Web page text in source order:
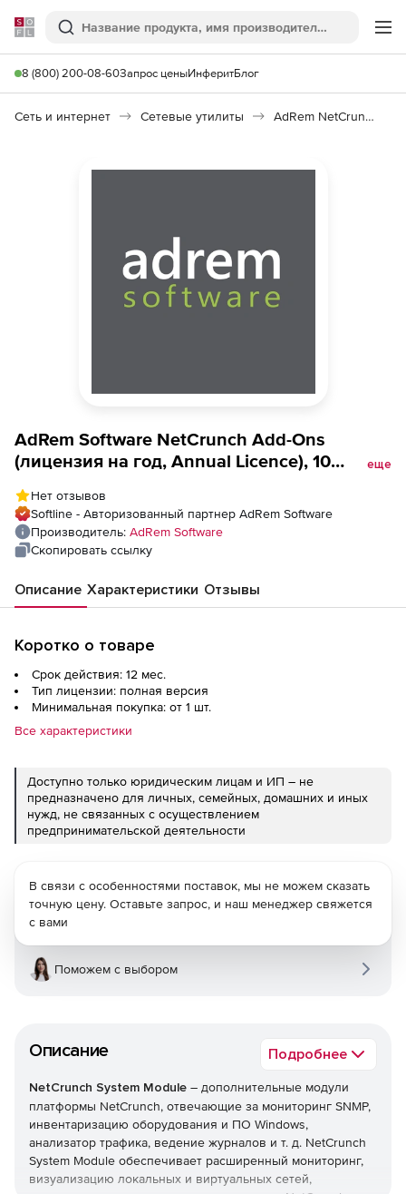
Softline
Поиск
8 (800) 200-08-60Запрос ценыИнферитБлог
Сеть и интернет Сетевые утилиты AdRem NetCrunch System Module
AdRem Software NetCrunch Add-Ons
(лицензия на год, Annual Licence), 10
еще
Нет отзывов
Softline - Авторизованный партнер AdRem Software
Производитель: AdRem Software
Скопировать ссылку
Описание Характеристики Отзывы
Коротко о товаре
Срок действия: 12 мес.
Тип лицензии: полная версия
Минимальная покупка: от 1 шт.
Все характеристики
Доступно только юридическим лицам и ИП – не
предназначено для личных, семейных, домашних и иных
нужд, не связанных с осуществлением
предпринимательской деятельности
Описание Подробнее
NetCrunch System Module – дополнительные модули
платформы NetCrunch, отвечающие за мониторинг SNMP,
инвентаризацию оборудования и ПО Windows,
анализатор трафика, ведение журналов и т. д. NetCrunch
System Module обеспечивает расширенный мониторинг,
визуализацию локальных и виртуальных сетей,
В связи с особенностями поставок, мы не можем сказать
точную цену. Оставьте запрос, и наш менеджер свяжется
с вами
Поможем с выбором